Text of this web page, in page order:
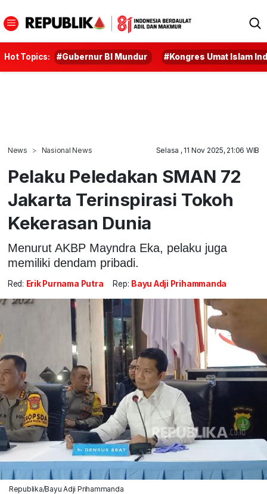
Hot Topics: #Gubernur BI Mundur #Kongres Umat Islam
News Nasional News Selasa , 11 Nov 2025, 21:06 WIB
Pelaku Peledakan SMAN 72
Jakarta Terinspirasi Tokoh
Kekerasan Dunia
Menurut AKBP Mayndra Eka, pelaku juga
memiliki dendam pribadi.
Red: Erik Purnama Putra Rep: Bayu Adji Prihammanda
Republika/Bayu Adji Prihammanda